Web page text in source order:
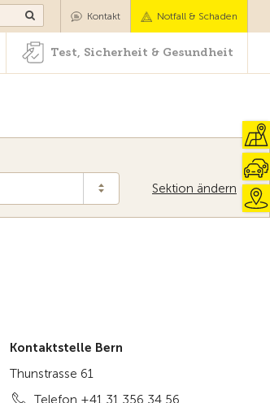
Test, Sicherheit & Gesundheit
Kontakt Notfall & Schaden
Test, Sicherheit & Gesundheit
Sektion ändern
Kontaktstelle Bern
Thunstrasse 61
Telefon +41 31 356 34 56